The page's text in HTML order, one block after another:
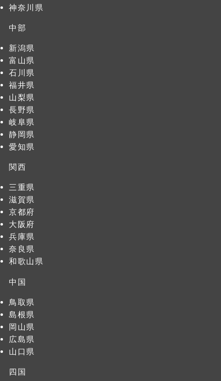
神奈川県
中部
新潟県
富山県
石川県
福井県
山梨県
長野県
岐阜県
静岡県
愛知県
関西
三重県
滋賀県
京都府
大阪府
兵庫県
奈良県
和歌山県
中国
鳥取県
島根県
岡山県
広島県
山口県
四国